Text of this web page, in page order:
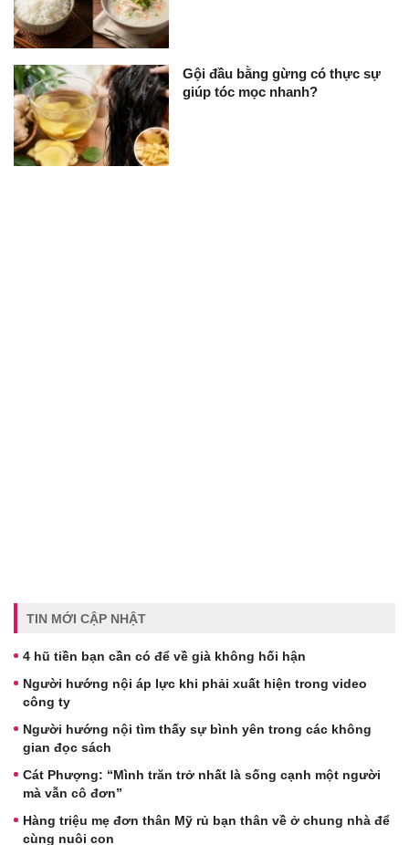
Gội đầu bằng gừng có thực sự
giúp tóc mọc nhanh?
TIN MỚI CẬP NHẬT
4 hũ tiền bạn cần có để về già không hối hận
Người hướng nội áp lực khi phải xuất hiện trong video
công ty
Người hướng nội tìm thấy sự bình yên trong các không
gian đọc sách
Cát Phượng: “Mình trăn trở nhất là sống cạnh một người
mà vẫn cô đơn”
Hàng triệu mẹ đơn thân Mỹ rủ bạn thân về ở chung nhà để
cùng nuôi con